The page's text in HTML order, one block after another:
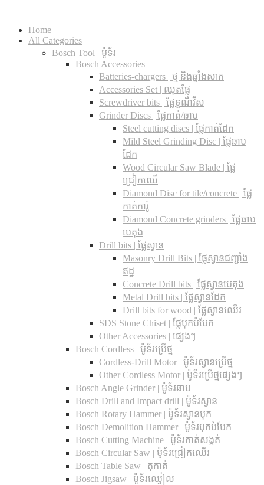
Home
All Categories
Bosch Tool | ម៉ូទ័រ
Bosch Accessories
Batteries-chargers | ថ្ម និងឆ្នាំងសាក
Accessories Set | ឈុតផ្លែ
Screwdriver bits | ផ្លែទួណឺវីស
Grinder Discs |​ ផ្លែកាត់/ឆាប
Steel cutting discs |​ ផ្លែកាត់ដែក
Mild Steel Grinding Disc | ផ្លែឆាប
ដែក
Wood Circular Saw Blade | ផ្លែ
ជ្រៀកឈើ
Diamond Disc for tile/concrete​ | ផ្លែ
កាត់ការ៉ូ
Diamond Concrete grinders | ផ្លែឆាប
បេតុង
Drill bits |​ ផ្លែស្វាន
Masonry Drill Bits |​ ផ្លែស្វានជញ្ជាំង
ឥដ្ឋ
Concrete Drill bits |​ ផ្លែស្វានបេតុង
Metal Drill bits |​ ផ្លែស្វានដែក
Drill bits for wood |​ ផ្លែស្វានឈើរ
SDS Stone Chiset |​ ផ្លែបុកបំបែក
Other Accessories | ផ្សេងៗ
Bosch Cordless | ម៉ូទ័រប្រើថ្ម
Cordless-Drill Motor | ម៉ូទ័រស្វានប្រើថ្ម
Other Cordless Motor | ម៉ូទ័រប្រើថ្មផ្សេងៗ
Bosch Angle Grinder | ម៉ូទ័រឆាប
Bosch Drill and Impact drill | ម៉ូទ័រស្វាន
Bosch Rotary Hammer | ម៉ូទ័រស្វានបុក
Bosch Demolition Hammer | ម៉ូទ័របុកបំបែក
Bosch Cutting Machine | ម៉ូទ័រកាត់សង្កត់
Bosch Circular Saw | ម៉ូទ័រជ្រៀកឈើរ
Bosch Table Saw | តុកាត់
Bosch Jigsaw | ម៉ូទ័រឈ្វៀល